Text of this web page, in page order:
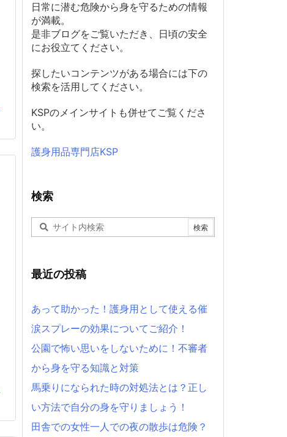
日常に潜む危険から身を守るための情報
が満載。
是非ブログをご覧いただき、日頃の安全
にお役立てください。
探したいコンテンツがある場合には下の
検索を活用してください。
KSPのメインサイトも併せてご覧くださ
い。
護身用品専門店KSP
検索
最近の投稿
あって助かった！護身用として使える催
涙スプレーの効果についてご紹介！
公園で怖い思いをしないために！不審者
から身を守る知識と対策
馬乗りになられた時の対処法とは？正し
い方法で自分の身を守りましょう！
田舎での女性一人での夜の散歩は危険？